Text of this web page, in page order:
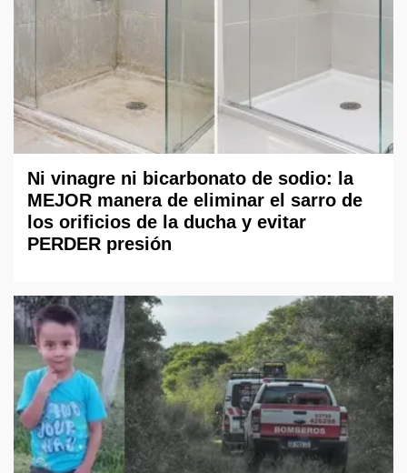
Ni vinagre ni bicarbonato de sodio: la
MEJOR manera de eliminar el sarro de
los orificios de la ducha y evitar
PERDER presión